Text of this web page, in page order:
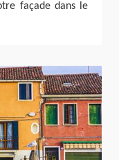
façade dans le